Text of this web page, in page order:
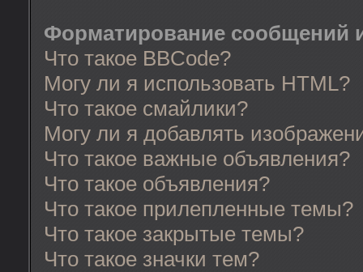
Форматирование сообщений
Что такое BBCode?
Могу ли я использовать HTML?
Что такое смайлики?
Могу ли я добавлять
Что такое важные объявления?
Что такое объявления?
Что такое прилепленные темы?
Что такое закрытые темы?
Что такое значки тем?